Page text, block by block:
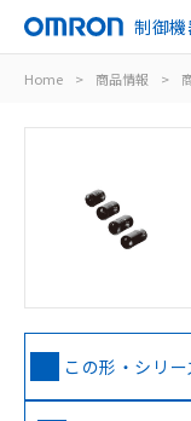
制御機
Home > 商品情報 >
この形・シリ